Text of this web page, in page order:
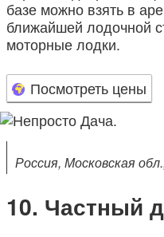
базе можно взять в
ближайшей лодочной
моторные лодки.
Посмотреть цены
Россия, Московская
Частный